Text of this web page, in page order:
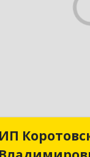
ИПИП